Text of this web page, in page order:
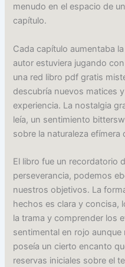
menudo en el espacio de
capítulo.
Cada capítulo aumentaba
autor estuviera jugando
una red libro pdf gratis
descubría nuevos matices
experiencia. La nostalgia
leía, un sentimiento
sobre la naturaleza efímera
El libro fue un recordatorio
perseverancia, podemos
nuestros objetivos. La
hechos es clara y concisa,
la trama y comprender los
sentimental en rojo
poseía un cierto encanto
reservas iniciales sobre el